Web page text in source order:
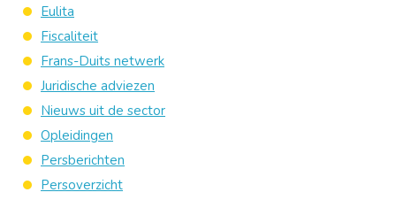
Eulita
Fiscaliteit
Frans-Duits netwerk
Juridische adviezen
Nieuws uit de sector
Opleidingen
Persberichten
Persoverzicht